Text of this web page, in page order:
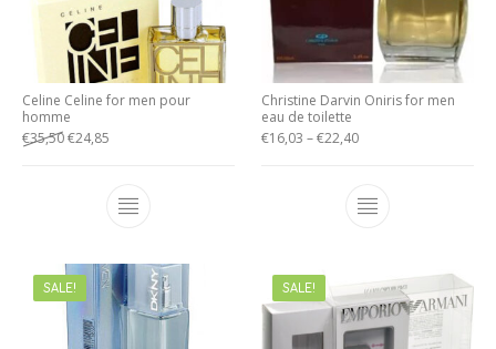
Celine Celine for men pour
homme
€35,50€24,85
Christine Darvin Oniris for men
eau de toilette
€16,03 –€22,40
SALE! SALE!